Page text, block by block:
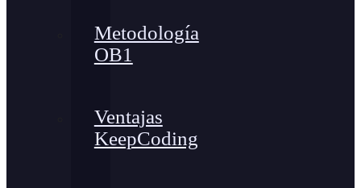
Metodología
OB1
Ventajas
KeepCoding